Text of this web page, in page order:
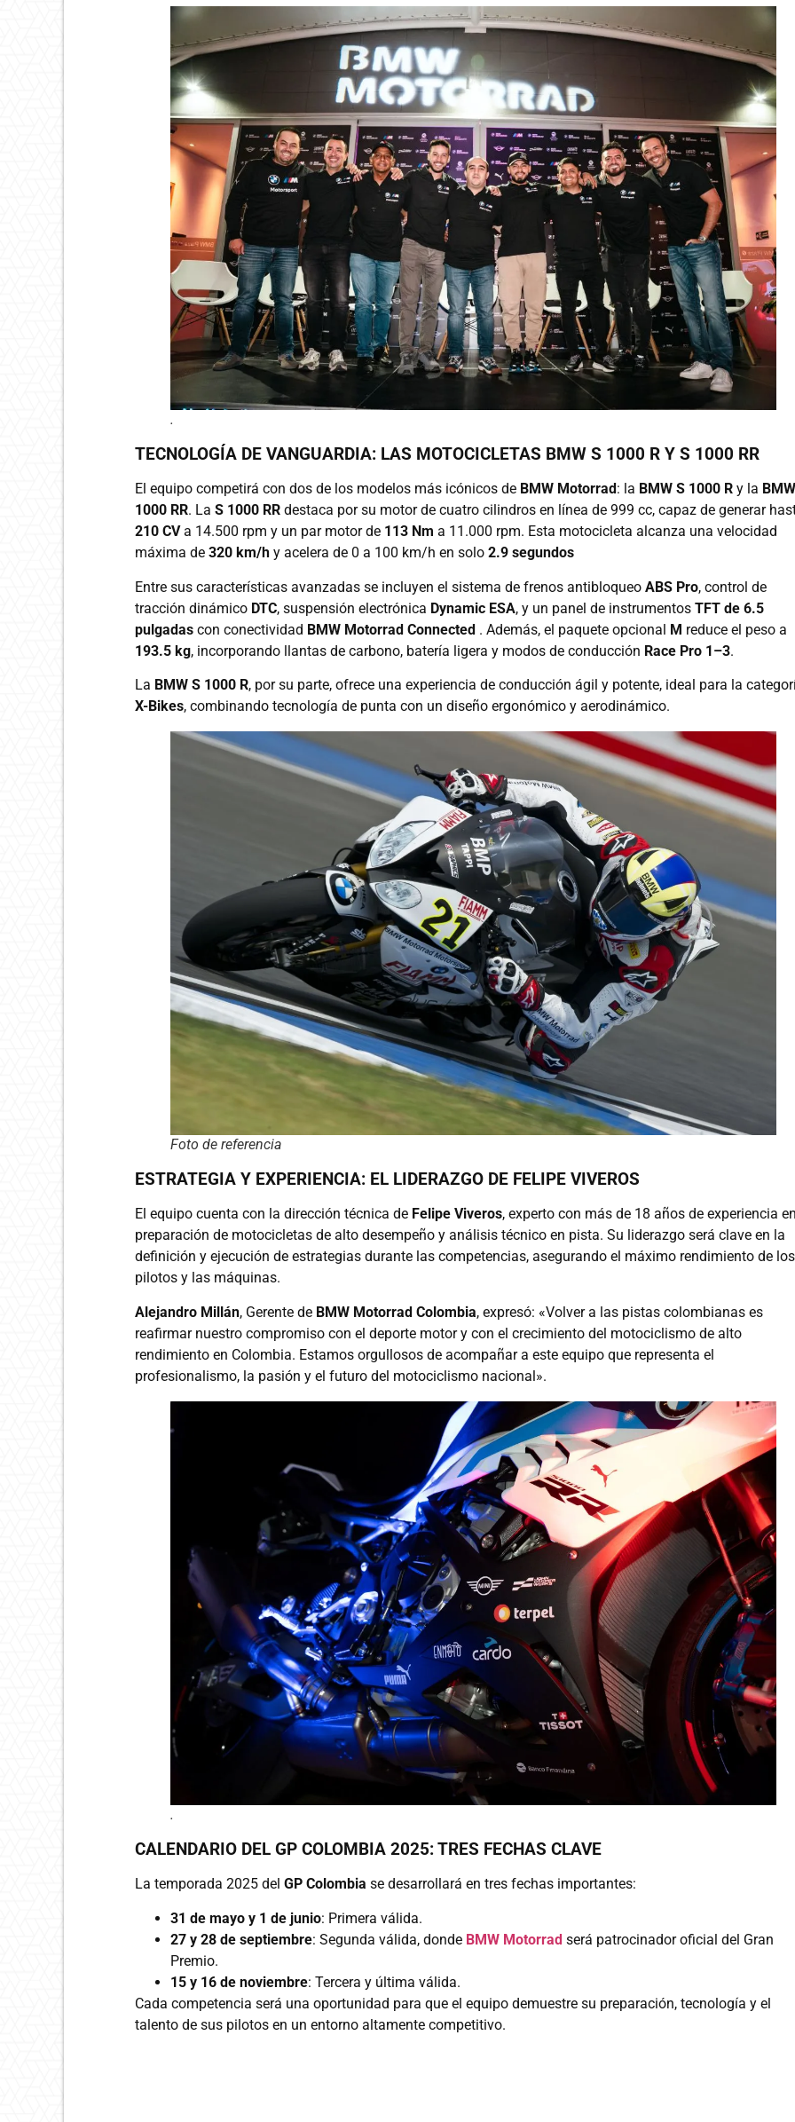
.
TECNOLOGÍA DE VANGUARDIA: LAS MOTOCICLETAS BMW S 1000 R Y S 1000 RR
El equipo competirá con dos de los modelos más icónicos de BMW Motorrad : la BMW S 1000 R y la
1000 RR. La S 1000 RR destaca por su motor de cuatro cilindros en línea de 999 cc, capaz de generar
210 CVa 14.500 rpm y un par motor de 113 Nm a 11.000 rpm. Esta motocicleta alcanza una velocidad
máxima de 320 km/h y acelera de 0 a 100 km/h en solo 2.9 segundos
Entre sus características avanzadas se incluyen el sistema de frenos antibloqueo ABS Pro, control de
tracción dinámico DTC, suspensión electrónica Dynamic ESA, y un panel de instrumentos TFT de 6.5
pulgadas con conectividad BMW Motorrad Connected . Además, el paquete opcional M reduce el peso a
193.5 kg, incorporando llantas de carbono, batería ligera y modos de conducción Race Pro 1–3.
La BMW S 1000 R, por su parte, ofrece una experiencia de conducción ágil y potente, ideal para la
X-Bikes, combinando tecnología de punta con un diseño ergonómico y aerodinámico.
Foto de referencia
ESTRATEGIA Y EXPERIENCIA: EL LIDERAZGO DE FELIPE VIVEROS
El equipo cuenta con la dirección técnica de Felipe Viveros, experto con más de 18 años de experiencia
preparación de motocicletas de alto desempeño y análisis técnico en pista. Su liderazgo será clave en la
definición y ejecución de estrategias durante las competencias, asegurando el máximo rendimiento de los
pilotos y las máquinas.
Alejandro Millán, Gerente de BMW Motorrad Colombia, expresó: «Volver a las pistas colombianas es
reafirmar nuestro compromiso con el deporte motor y con el crecimiento del motociclismo de alto
rendimiento en Colombia. Estamos orgullosos de acompañar a este equipo que representa el
profesionalismo, la pasión y el futuro del motociclismo nacional».
.
CALENDARIO DEL GP COLOMBIA 2025: TRES FECHAS CLAVE
La temporada 2025 del GP Colombia se desarrollará en tres fechas importantes:
31 de mayo y 1 de junio: Primera válida.
27 y 28 de septiembre: Segunda válida, donde BMW Motorrad será patrocinador oficial del Gran
Premio.
15 y 16 de noviembre: Tercera y última válida.
Cada competencia será una oportunidad para que el equipo demuestre su preparación, tecnología y el
talento de sus pilotos en un entorno altamente competitivo.